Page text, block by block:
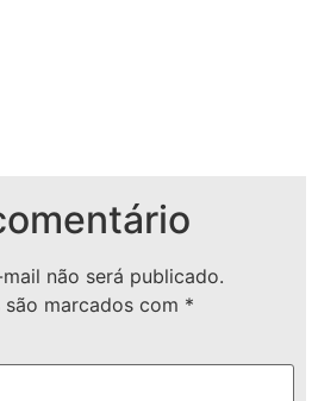
não será publicado.
marcados com *